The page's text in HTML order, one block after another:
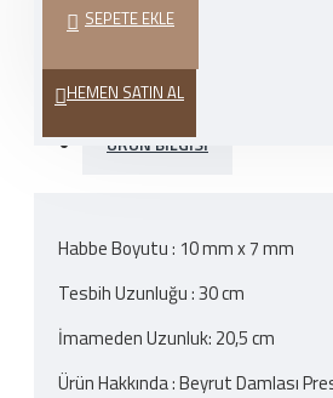
SEPETE EKLE
HEMEN SATIN AL
HEDIYE PAKETI
ÜRÜN BILGISI
Habbe Boyutu : 10 mm x 7 mm
Tesbih Uzunluğu : 30 cm
İmameden Uzunluk: 20,5 cm
Ürün Hakkında : Beyrut Damlası